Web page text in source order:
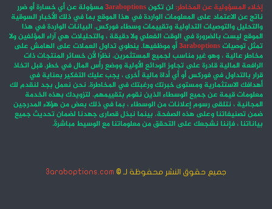
إخلاء المسؤولية عن المخاطر: لن تكون3araboptionsمسؤولة عن أي خسارة أو ضرر
ناتج عن الاعتماد على المعلومات الواردة في هذا الموقع بما في ذلك الأخبار السوقية
والتحليل والتوصيات التداولية وتقييمات وسطاء فوركس. البيانات الواردة في هذا
الموقع ليست بالضرورة في الوقت الفعلي ولا دقيقة ، والتحليلات هي آراء المؤلفين ولا
تمثل توصيات3araboptionsأو موظفيها. ينطوي تداول العملات على الهامش على
مخاطر عالية ، وهو غير مناسب لجميع المستثمرين. نظرًا لأن خسائر المنتجات ذات
الرافعة المالية قادرة على تجاوز الودائع الأولية ووضع رأس المال في خطر. قبل اتخاذ
قرار بالتداول في فوركس أو أي أداة مالية أخرى ، يجب عليك التفكير بعناية في
أهدافك الاستثمارية ومستوى خبرتك ورغبتك في المخاطرة. نحن نعمل بجد لنقدم لك
معلومات قيمة عن جميع الوسطاء الذين نقوم بتقييمهم. لتزويدك بهذه الخدمة
المجانية ، نتلقى رسوم إعلانات من الوسطاء ، بما في ذلك بعض من هؤلاء المدرجين
ضمن تصنيفاتنا وعلى هذه الصفحة. بينما نبذل قصارى جهدنا لضمان تحديث جميع
بياناتنا ، فإننا نشجعك على التحقق من معلوماتنا مع الوسيط مباشرةً.
جميع حقوق النشر محفوظة لـ © 3araboptions.com